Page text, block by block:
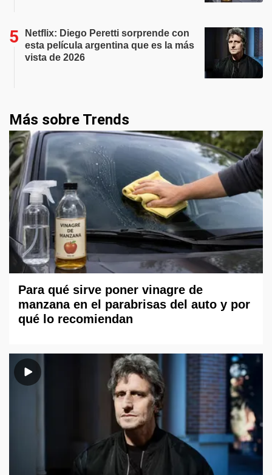
Netflix: Diego Peretti sorprende con
esta película argentina que es la más
vista de 2026
Más sobre Trends
Para qué sirve poner vinagre de
manzana en el parabrisas del auto y por
qué lo recomiendan